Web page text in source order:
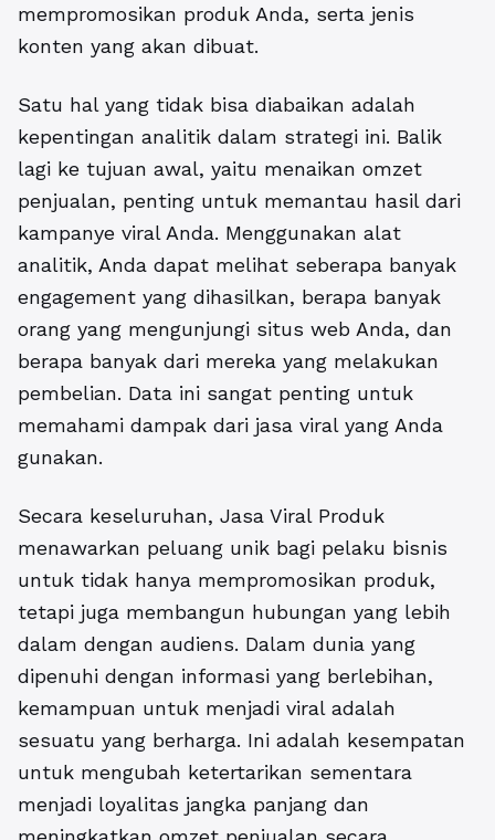
mempromosikan produk Anda, serta jenis
konten yang akan dibuat.
Satu hal yang tidak bisa diabaikan adalah
kepentingan analitik dalam strategi ini. Balik
lagi ke tujuan awal, yaitu menaikan omzet
penjualan, penting untuk memantau hasil dari
kampanye viral Anda. Menggunakan alat
analitik, Anda dapat melihat seberapa banyak
engagement yang dihasilkan, berapa banyak
orang yang mengunjungi situs web Anda, dan
berapa banyak dari mereka yang melakukan
pembelian. Data ini sangat penting untuk
memahami dampak dari jasa viral yang Anda
gunakan.
Secara keseluruhan, Jasa Viral Produk
menawarkan peluang unik bagi pelaku bisnis
untuk tidak hanya mempromosikan produk,
tetapi juga membangun hubungan yang lebih
dalam dengan audiens. Dalam dunia yang
dipenuhi dengan informasi yang berlebihan,
kemampuan untuk menjadi viral adalah
sesuatu yang berharga. Ini adalah kesempatan
untuk mengubah ketertarikan sementara
menjadi loyalitas jangka panjang dan